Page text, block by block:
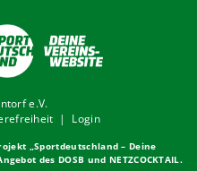
e.V.
| Login
„Sportdeutschland – Deine
des DOSB und NETZCOCKTAIL.